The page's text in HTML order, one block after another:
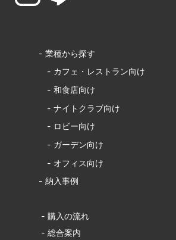
- 業種から探す
- カフェ・レストラン向け
- 和食店向け
- ナイトクラブ向け
- ロビー向け
- ガーデン向け
- オフィス向け
- 納入事例
- 購入の流れ
- 総合案内